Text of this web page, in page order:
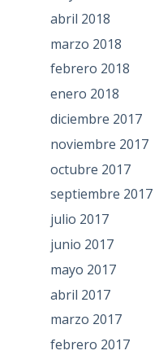
abril 2018
marzo 2018
febrero 2018
enero 2018
diciembre 2017
noviembre 2017
octubre 2017
septiembre 2017
julio 2017
junio 2017
mayo 2017
abril 2017
marzo 2017
febrero 2017